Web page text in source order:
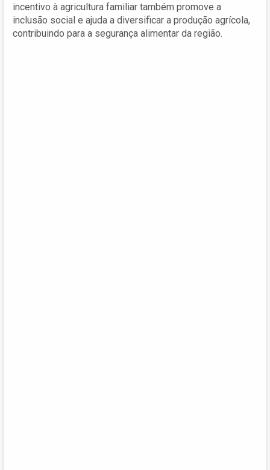
incentivo à agricultura familiar também promove a
inclusão social e ajuda a diversificar a produção agrícola,
contribuindo para a segurança alimentar da região.